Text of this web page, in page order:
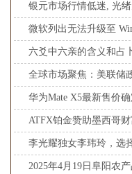
微软列出无法升级至
六爻中六亲的含义和占
ATFX铂金赞助墨西哥
2025年4月19日阜阳农